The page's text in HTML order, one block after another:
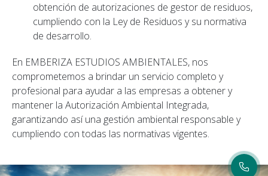
obtención de autorizaciones de gestor de residuos,
cumpliendo con la Ley de Residuos y su normativa
de desarrollo.
En EMBERIZA ESTUDIOS AMBIENTALES, nos
comprometemos a brindar un servicio completo y
profesional para ayudar a las empresas a obtener y
mantener la Autorización Ambiental Integrada,
garantizando así una gestión ambiental responsable y
cumpliendo con todas las normativas vigentes.